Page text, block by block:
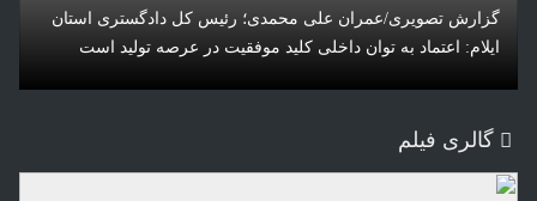
گزارش تصویری/عمران علی محمدی؛ رئیس کل دادگستری استان
ایلام: اعتماد به توان داخلی کلید موفقیت در عرصه تولید است
گالری فیلم